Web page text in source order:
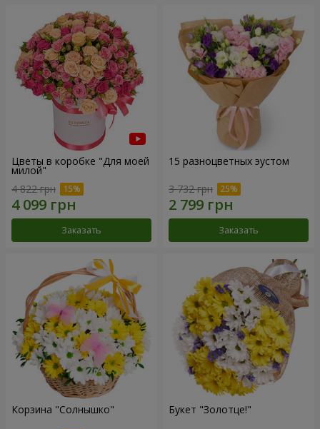
Цветы в коробке "Для моей
милой"
4 822 грн
Заказать
15 разноцветных эустом
3 732 грн
Заказать
Корзина "Солнышко" Букет "Золотце!"